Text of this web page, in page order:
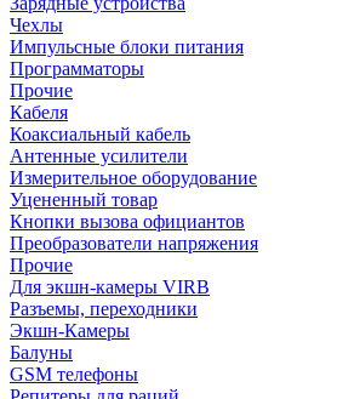
Чехлы
Импульсные блоки питания
Программаторы
Прочие
Кабеля
Коаксиальный кабель
Антенные усилители
Измерительное оборудование
Уцененный товар
Кнопки вызова официантов
Преобразователи напряжения
Прочие
Для экшн-камеры VIRB
Разъемы, переходники
Экшн-Камеры
Балуны
GSM телефоны